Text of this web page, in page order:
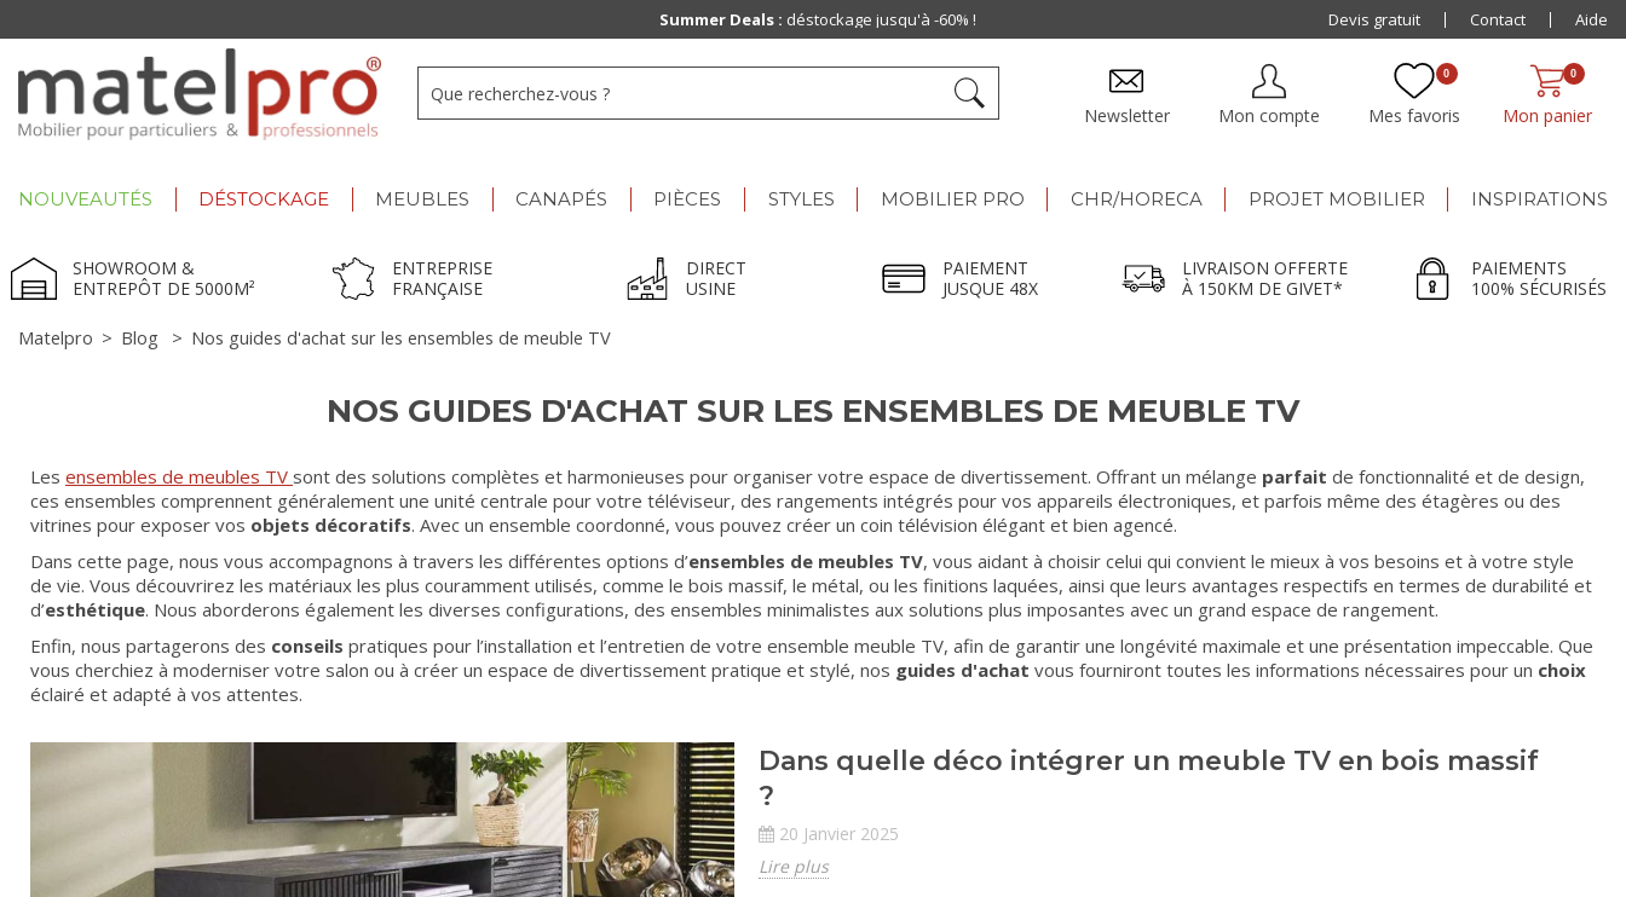
Mon panier
0
Mes favoris
0
Mon compte
Newsletter
NOUVEAUTÉS DÉSTOCKAGE MEUBLES CANAPÉS PIÈCES STYLES MOBILIER PRO CHR/HORECA PROJET MOBILIER INSPIRATIONS
SHOWROOM &
ENTREPÔT DE 5000M²
ENTREPRISE
FRANÇAISE
DIRECT
USINE
PAIEMENT
JUSQUE 48X
LIVRAISON OFFERTE
À 150KM DE GIVET*
PAIEMENTS
100% SÉCURISÉS
Matelpro > Blog > Nos guides d'achat sur les ensembles de meuble TV
NOS GUIDES D'ACHAT SUR LES ENSEMBLES DE MEUBLE TV
Les ensembles de meubles TV sont des solutions complètes et harmonieuses pour organiser votre espace de divertissement. Offrant un mélange parfait de fonctionnalité et de design,
ces ensembles comprennent généralement une unité centrale pour votre téléviseur, des rangements intégrés pour vos appareils électroniques, et parfois même des étagères ou des
vitrines pour exposer vos objets décoratifs. Avec un ensemble coordonné, vous pouvez créer un coin télévision élégant et bien agencé.
Dans cette page, nous vous accompagnons à travers les différentes options d’ensembles de meubles TV, vous aidant à choisir celui qui convient le mieux à vos besoins et à votre style
de vie. Vous découvrirez les matériaux les plus couramment utilisés, comme le bois massif, le métal, ou les finitions laquées, ainsi que leurs avantages respectifs en termes de durabilité et
d’esthétique. Nous aborderons également les diverses configurations, des ensembles minimalistes aux solutions plus imposantes avec un grand espace de rangement.
Enfin, nous partagerons des conseils pratiques pour l’installation et l’entretien de votre ensemble meuble TV, afin de garantir une longévité maximale et une présentation impeccable. Que
vous cherchiez à moderniser votre salon ou à créer un espace de divertissement pratique et stylé, nos guides d'achat vous fourniront toutes les informations nécessaires pour un choix
éclairé et adapté à vos attentes.
Dans quelle déco intégrer un meuble TV en bois massif
?
20 Janvier 2025
Lire plus
Summer Deals : déstockage jusqu'à -60% ! Paiement jusqu'à48x
Devis gratuit Contact Aide